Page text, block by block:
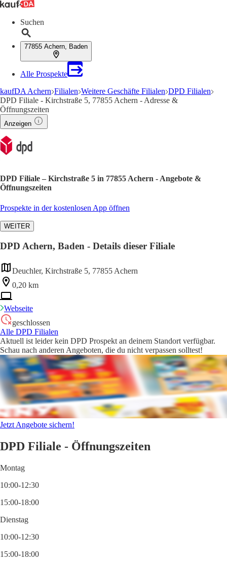
Suchen
77855 Achern, Baden
Alle Prospekte
kaufDA Achern Filialen Weitere Geschäfte Filialen DPD Filialen
DPD Filiale - Kirchstraße 5, 77855 Achern - Adresse &
Öffnungszeiten
Anzeigen
DPD Filiale – Kirchstraße 5 in 77855 Achern - Angebote &
Öffnungszeiten
Prospekte in der kostenlosen App öffnen
WEITER
DPD Achern, Baden - Details dieser Filiale
Deuchler, Kirchstraße 5, 77855 Achern
0,20 km
Webseite
geschlossen
Alle DPD Filialen
Aktuell ist leider kein DPD Prospekt an deinem Standort verfügbar.
Schau nach anderen Angeboten, die du nicht verpassen solltest!
Jetzt Angebote sichern!
DPD Filiale - Öffnungszeiten
Montag
10:00-12:30
15:00-18:00
Dienstag
10:00-12:30
15:00-18:00